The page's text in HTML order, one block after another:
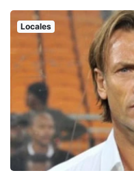
Locales